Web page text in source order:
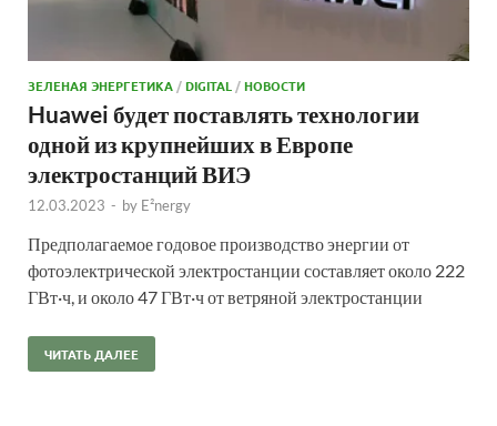
ЗЕЛЕНАЯ ЭНЕРГЕТИКА /DIGITAL /НОВОСТИ
Huawei будет поставлять технологии
одной из крупнейших в Европе
электростанций ВИЭ
12.03.2023 - by E²nergy
Предполагаемое годовое производство энергии от
фотоэлектрической электростанции составляет около 222
ГВт·ч, и около 47 ГВт·ч от ветряной электростанции
ЧИТАТЬ ДАЛЕЕ